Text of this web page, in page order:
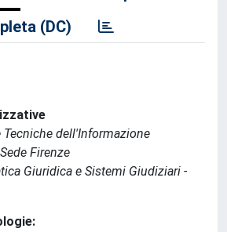
(DC)
dell'Informazione
Firenze
Giuridica e Sistemi Giudiziari -